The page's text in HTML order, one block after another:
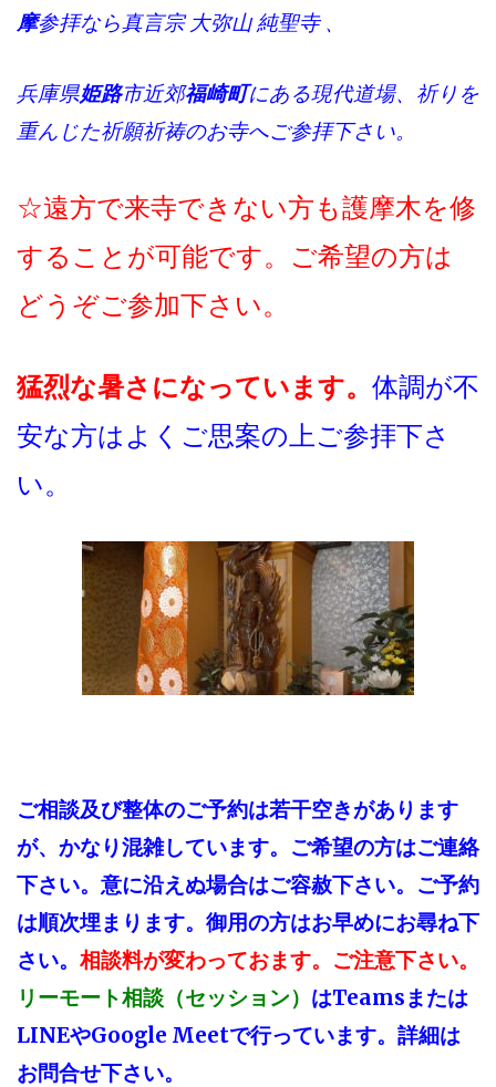
摩参拝なら真言宗 大弥山 純聖寺 、
兵庫県姫路市近郊福崎町にある現代道場、祈りを
重んじた祈願祈祷のお寺へご参拝下さい。
☆遠方で来寺できない方も護摩木を修
することが可能です。ご希望の方は
どうぞご参加下さい。
猛烈な暑さになっています。 体調が不
安な方はよくご思案の上ご参拝下さ
い。
ご相談及び整体のご予約は若干空きがあります
が、かなり混雑しています。ご希望の方はご連絡
下さい。 意に沿えぬ場合はご容赦下さい。ご予約
は順次埋まります。 御用の方はお早めにお尋ね下
さい。 相談料が変わっておます。ご注意下さい。
リーモート相談（セッション） はTeamsまたは
LINEやGoogle Meetで行っています。 詳細は
お問合せ下さい。